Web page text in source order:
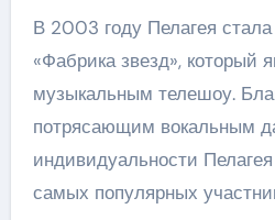
В 2003 году Пелагея
«Фабрика звезд», который
музыкальным телешоу.
потрясающим вокальным
индивидуальности
самых популярных